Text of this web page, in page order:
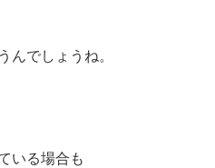
んでしょうね。
いる場合も